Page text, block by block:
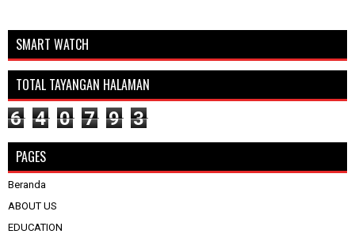
SMART WATCH
TOTAL TAYANGAN HALAMAN
6 4 0 7 9 3
PAGES
Beranda
ABOUT US
EDUCATION